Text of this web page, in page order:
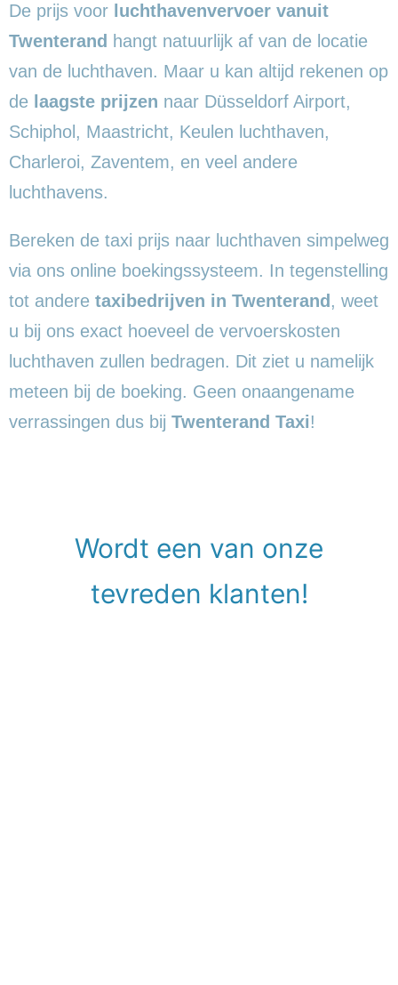
De prijs voor luchthavenvervoer vanuit
Twenterand hangt natuurlijk af van de locatie
van de luchthaven. Maar u kan altijd rekenen op
de laagste prijzen naar Düsseldorf Airport,
Schiphol, Maastricht, Keulen luchthaven,
Charleroi, Zaventem, en veel andere
luchthavens.
Bereken de taxi prijs naar luchthaven simpelweg
via ons online boekingssysteem. In tegenstelling
tot andere taxibedrijven in Twenterand , weet
u bij ons exact hoeveel de vervoerskosten
luchthaven zullen bedragen. Dit ziet u namelijk
meteen bij de boeking. Geen onaangename
verrassingen dus bij Twenterand Taxi!
Wordt een van onze
tevreden klanten!